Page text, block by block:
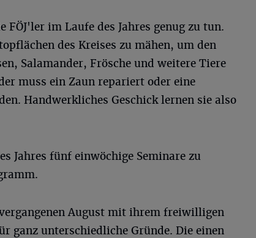
FÖJ'ler im Laufe des Jahres genug zu tun.
des Kreises zu mähen, um den
Salamander, Frösche und weitere Tiere
muss ein Zaun repariert oder eine
Handwerkliches Geschick lernen sie also
Jahres fünf einwöchige Seminare zu
August mit ihrem freiwilligen
ganz unterschiedliche Gründe. Die einen